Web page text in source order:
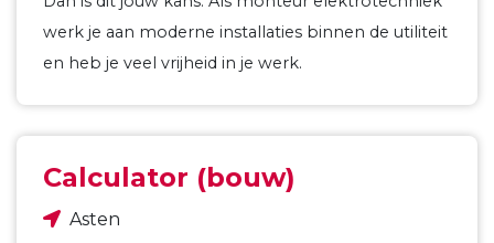
werk je aan moderne installaties binnen de utiliteit
en heb je veel vrijheid in je werk.
Calculator (bouw)
Asten